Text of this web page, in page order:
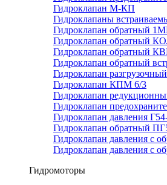
Гидроклапан М-КП
Гидроклапаны
Гидроклапан обратный
Гидроклапан обратный
Гидроклапан обратный
Гидроклапан обратный
Гидроклапан
Гидроклапан КПМ 6/3
Гидроклапан
Гидроклапан
Гидроклапан давления
Гидроклапан обратный
Гидроклапан давления с
Гидроклапан давления с
Гидромоторы